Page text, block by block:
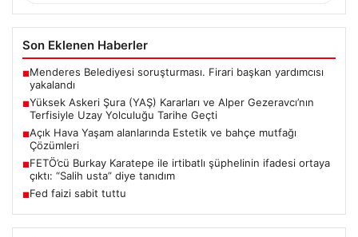
Son Eklenen Haberler
■Menderes Belediyesi soruşturması. Firari başkan yardımcısı
yakalandı
■Yüksek Askeri Şura (YAŞ) Kararları ve Alper Gezeravcı’nın
Terfisiyle Uzay Yolculuğu Tarihe Geçti
■Açık Hava Yaşam alanlarında Estetik ve bahçe mutfağı
Çözümleri
■FETÖ’cü Burkay Karatepe ile irtibatlı şüphelinin ifadesi ortaya
çıktı: “Salih usta” diye tanıdım
■Fed faizi sabit tuttu